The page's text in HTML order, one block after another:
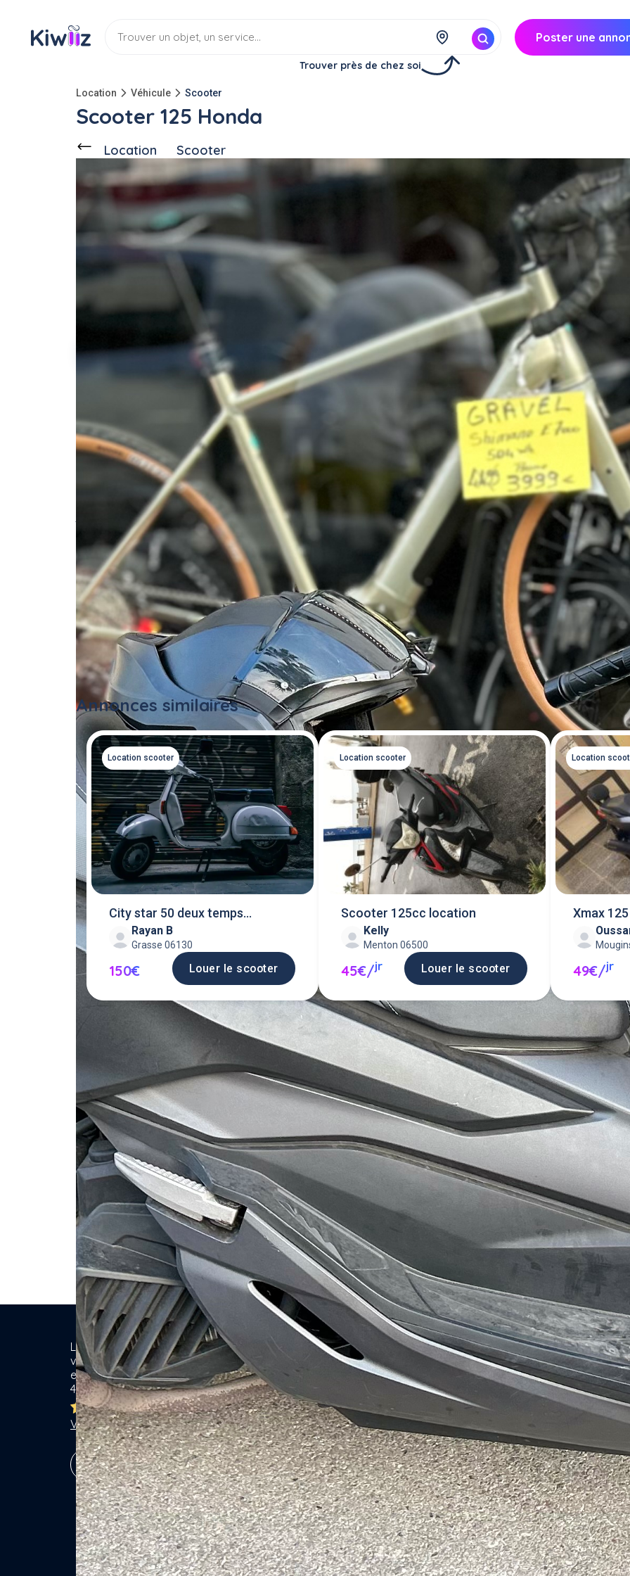
Trouver près de chez soi
Poster une
Location Véhicule Scooter
Scooter 125 Honda
Location Scooter
Réserver
Ce voisinpropose en locationàVilleneuve-Loubet (06270)
60€/ jour
Martin C. 1 annonce
Description de l'annonce
Toujours bien entretenue
N'hésitez si vous souhaitez plus information
Annonces similaires
Location scooter
City star 50 deux temps
injection (7 jou
Rayan B
Grasse 06130
150€ Louer le scooter
Location scooter
Scooter 125cc location
Kelly
Menton 06500
45€/jr Louer le scooter
Location
Xmax
49€/jr
Louer un scooter entre particuliers ou
scooter en location.
Poster une annonce
Location de matériel & Services entre
voisins. Voisiner, s'entraider... gagner
ensemble ! Particuliers & Professionnels.
4,8/5
Voir les 7755 avis
S'inscrire !
Catégories
Location
Bricoleur
Jardinier
Garde d'animaux
Véhicules
Infos pratiques
Comment ça marche ?
Foire Aux Questions
Notre philosophie
Économie collaborative
Copyright - Kiwiiz.fr